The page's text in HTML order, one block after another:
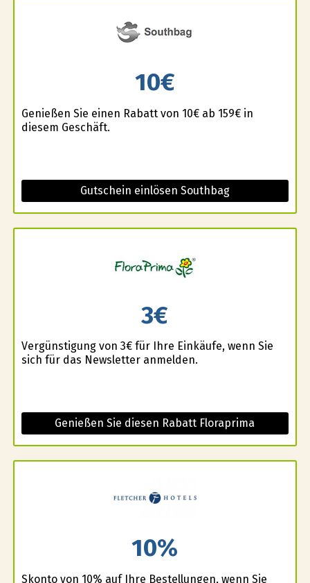
10€
Genießen Sie einen Rabatt von 10€ ab 159€ in
diesem Geschäft.
Gutschein einlösen Southbag
3€
Vergünstigung von 3€ für Ihre Einkäufe, wenn Sie
sich für das Newsletter anmelden.
Genießen Sie diesen Rabatt Floraprima
10%
Skonto von 10% auf Ihre Bestellungen, wenn Sie